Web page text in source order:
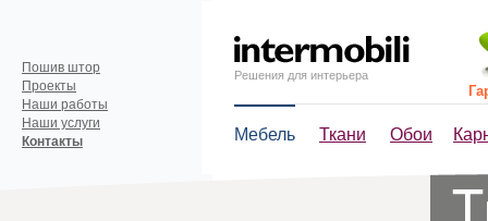
Решения для интерьера
Мебель Ткани Обои
Пошив штор
Проекты
Наши работы
Наши услуги
Контакты